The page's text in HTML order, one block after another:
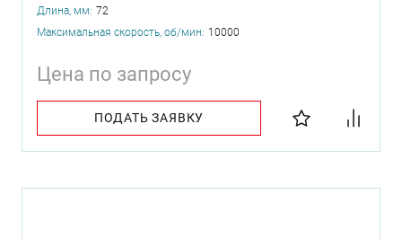
Длина, мм: 72
Максимальная скорость, об/мин: 10000
Цена по запросу
ПОДАТЬ ЗАЯВКУ